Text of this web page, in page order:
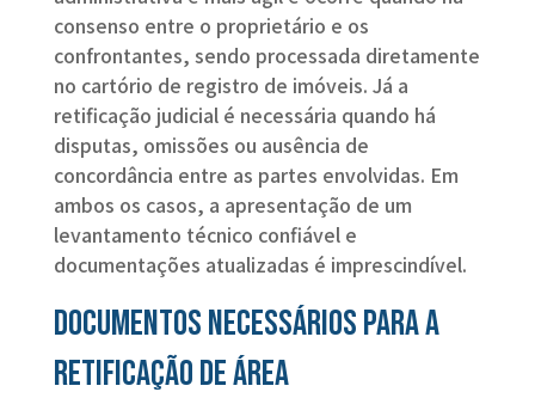
consenso entre o proprietário e os
confrontantes, sendo processada diretamente
no cartório de registro de imóveis. Já a
retificação judicial é necessária quando há
disputas, omissões ou ausência de
concordância entre as partes envolvidas. Em
ambos os casos, a apresentação de um
levantamento técnico confiável e
documentações atualizadas é imprescindível.
Documentos necessários para a
retificação de área